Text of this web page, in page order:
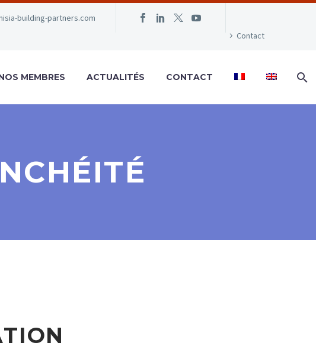
building-partners.com
Contact
MEMBRES ACTUALITÉS CONTACT